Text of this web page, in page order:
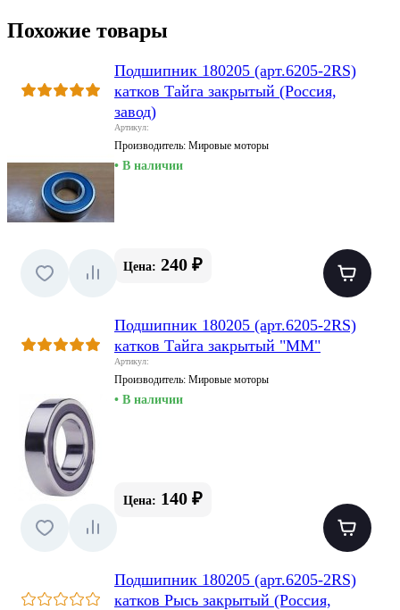
Похожие товары
Подшипник 180205 (арт.6205-2RS)
катков Тайга закрытый (Россия,
завод)
Артикул:
Производитель: Мировые моторы
• В наличии
Цена: 240 ₽
Подшипник 180205 (арт.6205-2RS)
катков Тайга закрытый "ММ"
Артикул:
Производитель: Мировые моторы
• В наличии
Цена: 140 ₽
Подшипник 180205 (арт.6205-2RS)
катков Рысь закрытый (Россия,